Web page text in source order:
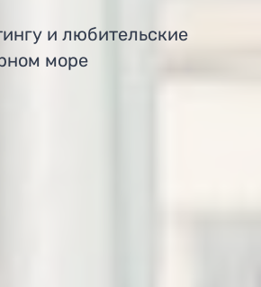
и любительские
море